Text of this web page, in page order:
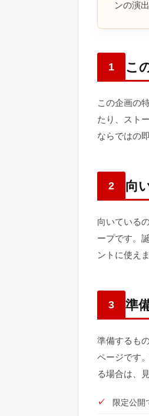
ンの演
1 こ
この企画の
たり、スト
ならではの
2 向
向いている
ープです。
ントに使え
3 準
準備するも
ページです
る場合は、
限定公開